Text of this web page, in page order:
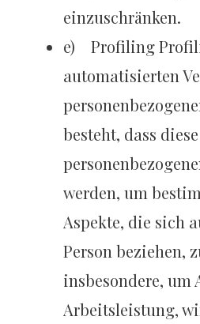
einzuschränken.
e) Profiling
automatisierten
besteht, dass diese
werden, um
Aspekte, die sich
Person beziehen,
insbesondere, um
Arbeitsleistung,